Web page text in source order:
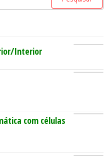
Interior
com células